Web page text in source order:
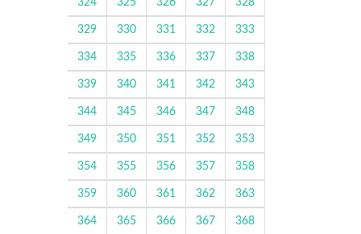
324 325 326 327 328
329 330 331 332 333
334 335 336 337 338
339 340 341 342 343
344 345 346 347 348
349 350 351 352 353
354 355 356 357 358
359 360 361 362 363
364 365 366 367 368